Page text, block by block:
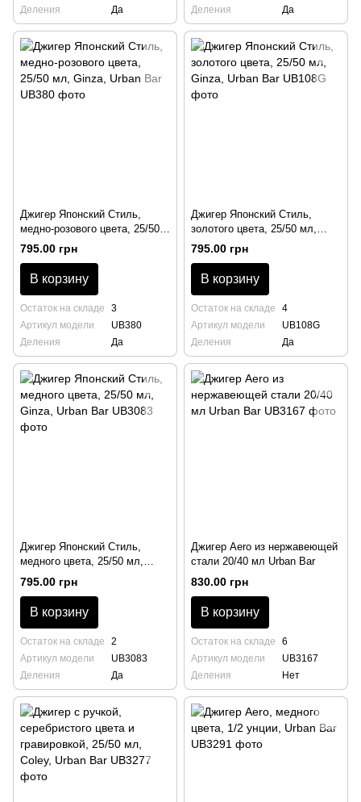
Деления
Да
Деления
Да
Джигер Японский Стиль,
медно-розового цвета, 25/50
мл, Ginza, Urban Bar
795.00 грн
В корзину
Остаток на складе
3
Артикул модели
UB380
Деления
Да
Джигер Японский Стиль,
золотого цвета, 25/50 мл,
Ginza, Urban Bar
795.00 грн
В корзину
Остаток на складе
4
Артикул модели
UB108G
Деления
Да
Джигер Японский Стиль,
медного цвета, 25/50 мл,
Ginza, Urban Bar
795.00 грн
В корзину
Остаток на складе
2
Артикул модели
UB3083
Деления
Да
Джигер Aero из нержавеющей
стали 20/40 мл Urban Bar
830.00 грн
В корзину
Остаток на складе
6
Артикул модели
UB3167
Деления
Нет